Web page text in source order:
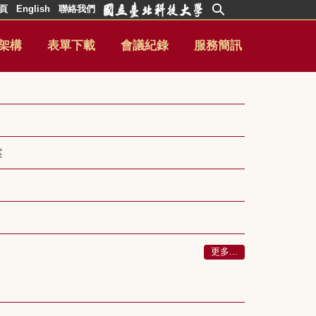
English 聯絡我們
構 表單下載 會議紀錄 服務簡訊
更多...